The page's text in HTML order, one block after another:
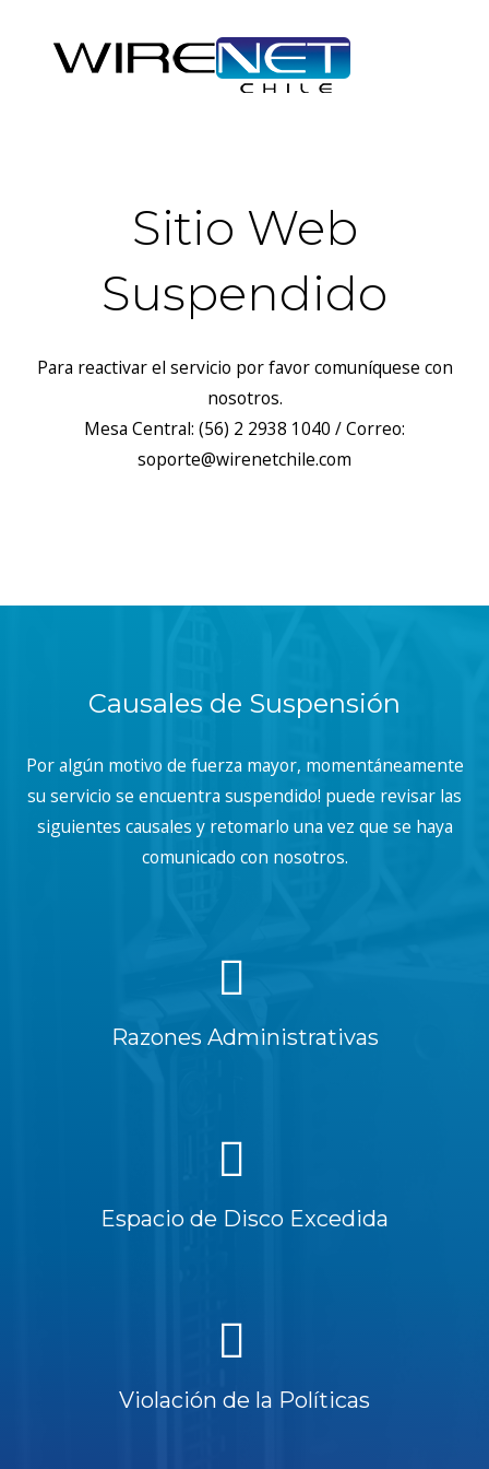
Sitio Web
Suspendido
Para reactivar el servicio por favor comuníquese con
nosotros.
Mesa Central: (56) 2 2938 1040 / Correo:
soporte@wirenetchile.com
Causales de Suspensión
Por algún motivo de fuerza mayor, momentáneamente
su servicio se encuentra suspendido! puede revisar las
siguientes causales y retomarlo una vez que se haya
comunicado con nosotros.
Razones Administrativas
Espacio de Disco Excedida
Violación de la Políticas